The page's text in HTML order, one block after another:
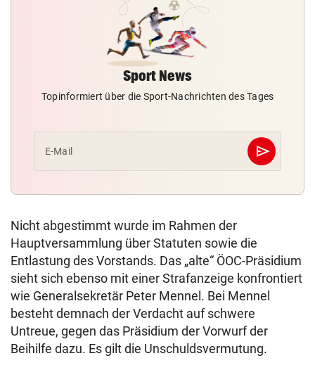
Sport News
Topinformiert über die Sport-Nachrichten des Tages
E-Mail send
Abschicken
Nicht abgestimmt wurde im Rahmen der
Hauptversammlung über Statuten sowie die
Entlastung des Vorstands. Das „alte“ ÖOC-Präsidium
sieht sich ebenso mit einer Strafanzeige konfrontiert
wie Generalsekretär Peter Mennel. Bei Mennel
besteht demnach der Verdacht auf schwere
Untreue, gegen das Präsidium der Vorwurf der
Beihilfe dazu. Es gilt die Unschuldsvermutung.